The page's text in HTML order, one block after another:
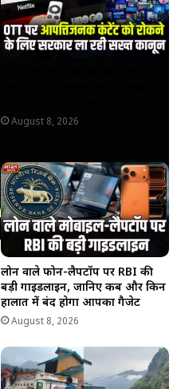
August 8, 2026
लोन वाले फोन-लैपटॉप पर RBI की
बड़ी गाइडलाइन, जानिए कब और किन
हालात में बंद होगा आपका गैजेट
August 8, 2026